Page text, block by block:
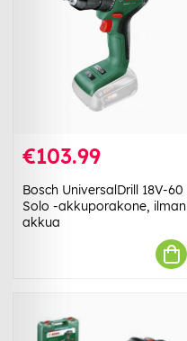
€103.99
Bosch UniversalDrill 18V-60
Solo -akkuporakone, ilman
akkua